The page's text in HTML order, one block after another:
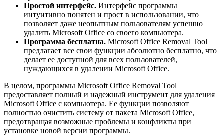
Простой интерфейс. Интерфейс программы
интуитивно понятен и прост в использовании, что
позволяет даже неопытным пользователям успешно
удалить Microsoft Office со своего компьютера.
Программа бесплатна. Microsoft Office Removal Tool
предлагает все свои функции абсолютно бесплатно, что
делает ее доступной для всех пользователей,
нуждающихся в удалении Microsoft Office.
В целом, программы Microsoft Office Removal Tool
предоставляет полный и надежный инструмент для удаления
Microsoft Office с компьютера. Ее функции позволяют
полностью очистить систему от пакета Microsoft Office,
предотвращая возможные проблемы и конфликты при
установке новой версии программы.